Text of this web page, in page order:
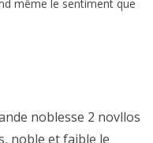
même le sentiment que
noblesse 2 novllos
noble et faible le